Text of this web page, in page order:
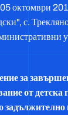
октомври
с.
за
от детска